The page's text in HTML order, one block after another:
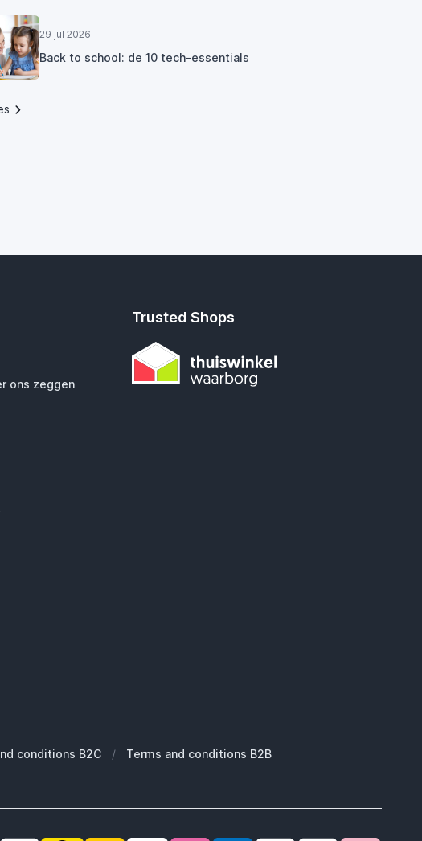
29 jul 2026
Back to school: de 10 tech-essentials
ons zeggen
Trusted Shops
conditions B2C / Terms and conditions B2B